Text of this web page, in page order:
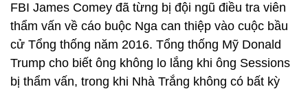
FBI James Comey đã từng bị đội ngũ điều tra viên
thẩm vấn về cáo buộc Nga can thiệp vào cuộc bầu
cử Tổng thống năm 2016. Tổng thống Mỹ Donald
Trump cho biết ông không lo lắng khi ông Sessions
bị thẩm vấn, trong khi Nhà Trắng không có bất kỳ